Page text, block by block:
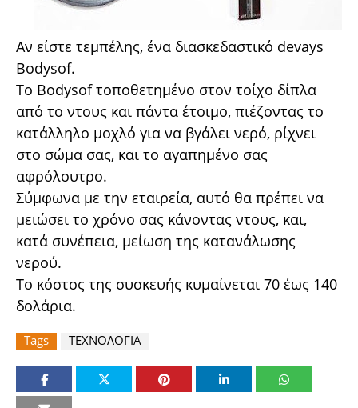
Αν είστε τεμπέλης, ένα διασκεδαστικό devays
Bodysof.
Το Bodysof τοποθετημένο στον τοίχο δίπλα
από το ντους και πάντα έτοιμο, πιέζοντας το
κατάλληλο μοχλό για να βγάλει νερό, ρίχνει
στο σώμα σας, και το αγαπημένο σας
αφρόλουτρο.
Σύμφωνα με την εταιρεία, αυτό θα πρέπει να
μειώσει το χρόνο σας κάνοντας ντους, και,
κατά συνέπεια, μείωση της κατανάλωσης
νερού.
Το κόστος της συσκευής κυμαίνεται 70 έως 140
δολάρια.
Tags ΤΕΧΝΟΛΟΓΙΑ